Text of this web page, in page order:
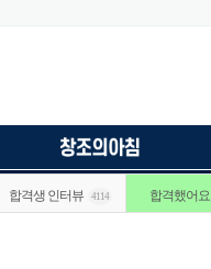
합격생 인터뷰 4114 합격했어요